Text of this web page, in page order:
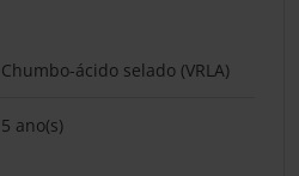
Chumbo-ácido selado (VRLA)
5 ano(s)